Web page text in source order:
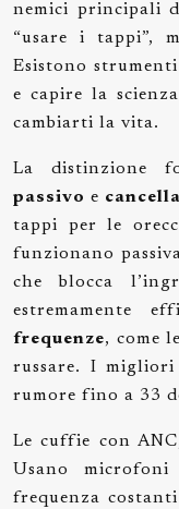
nemici principali
“usare i tappi”,
Esistono
e capire la
cambiarti la vita.
La distinzione
passivo e
tappi per le
funzionano
che blocca
estremamente
frequenze, come
russare. I
rumore fino a 33
Le cuffie con
Usano
frequenza